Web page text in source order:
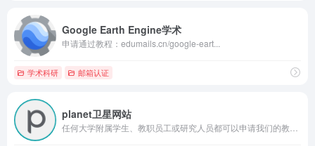
Google Earth Engine学术
申请通过教程：edumails.cn/google-eart...
学术科研 邮箱认证
planet卫星网站